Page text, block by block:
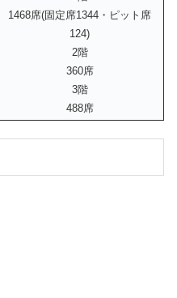
1468席(固定席1344・ピット席
124)
2階
360席
3階
488席